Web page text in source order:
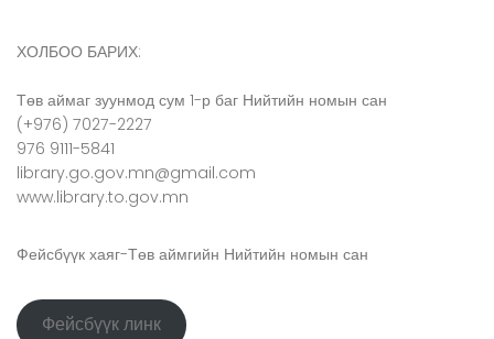
ХОЛБОО БАРИХ:
Төв аймаг зуунмод сум 1-р баг Нийтийн номын сан
(+976) 7027-2227
976 9111-5841
library.go.gov.mn@gmail.com
www.library.to.gov.mn
Фейсбүүк хаяг-Төв аймгийн Нийтийн номын сан
Фейсбүүк линк